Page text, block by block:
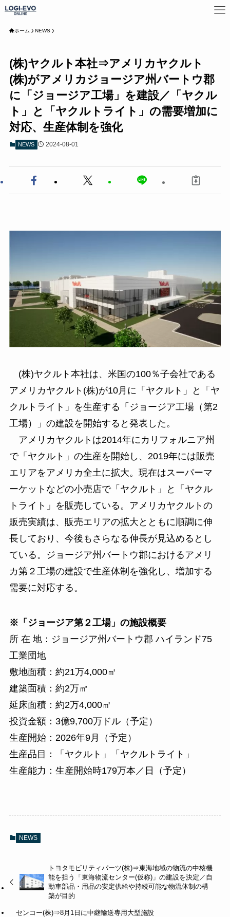
ホーム NEWS
(株)ヤクルト本社⇒アメリカヤクルト
(株)がアメリカジョージア州バートウ郡
に「ジョージア工場」を建設／「ヤクル
ト」と「ヤクルトライト」の需要増加に
対応、生産体制を強化
NEWS 2024-08-01
(株)ヤクルト本社は、米国の100％子会社である
アメリカヤクルト(株)が10月に「ヤクルト」と「ヤ
クルトライト」を生産する「ジョージア工場（第2
工場）」の建設を開始すると発表した。
アメリカヤクルトは2014年にカリフォルニア州
で「ヤクルト」の生産を開始し、2019年には販売
エリアをアメリカ全土に拡大。現在はスーパーマ
ーケットなどの小売店で「ヤクルト」と「ヤクル
トライト」を販売している。アメリカヤクルトの
販売実績は、販売エリアの拡大とともに順調に伸
長しており、今後もさらなる伸長が見込めるとし
ている。ジョージア州バートウ郡におけるアメリ
カ第２工場の建設で生産体制を強化し、増加する
需要に対応する。
※「ジョージア第２工場」の施設概要
所 在 地：ジョージア州バートウ郡 ハイランド75
工業団地
敷地面積：約21万4,000㎡
建築面積：約2万㎡
延床面積：約2万4,000㎡
投資金額：3億9,700万ドル（予定）
生産開始：2026年9月（予定）
生産品目：「ヤクルト」「ヤクルトライト」
生産能力：生産開始時179万本／日（予定）
NEWS
トヨタモビリティパーツ(株)⇒東海地域の物流の中核機
能を担う「東海物流センター(仮称)」の建設を決定／自
動車部品・用品の安定供給や持続可能な物流体制の構
築が目的
センコー(株)⇒8月1日に中継輸送専用大型施設